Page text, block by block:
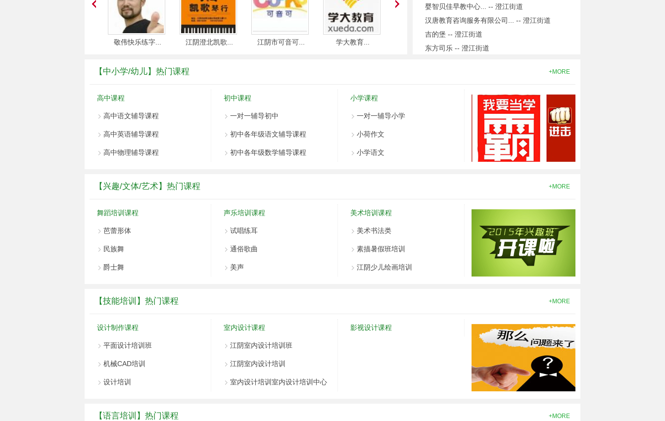
敬伟快乐练字... 江阴澄北凯歌... 江阴市可音可... 学大教育...
婴智贝佳早教中心... -- 澄江街道
汉唐教育咨询服务有限公司... -- 澄江街道
吉的堡 -- 澄江街道
东方司乐 -- 澄江街道
大德国际教育... -- 澄江街道
江阴问鼎教育咨询有限公司... -- 澄江街道
典范英语 -- 澄江街道
江阴市可音可早教中心... -- 澄江街道
江阴市疯狂英语培训中心... -- 澄江街道
江阴尚文教育咨询有限公司... -- 澄江街道
江阴德艺国标舞培训部... -- 澄江街道
江阴澄北凯歌琴行... -- 澄江街道
江阴爱康潜能开发中心... -- 澄江街道
深圳市倾佳电子SiC碳化硅MO... -- 澄江街道
江阴新思路职业培训学校... -- 澄江街道
学大教育 -- 澄江街道
名思教育 -- 澄江街道
东方金子塔儿童潜能培训学校... -- 澄江街道
【中小学/幼儿】热门课程 +MORE
高中课程
高中语文辅导课程
高中英语辅导课程
高中物理辅导课程
初中课程
一对一辅导初中
初中各年级语文辅导课程
初中各年级数学辅导课程
小学课程
一对一辅导小学
小荷作文
小学语文
【兴趣/文体/艺术】热门课程 +MORE
舞蹈培训课程
芭蕾形体
民族舞
爵士舞
声乐培训课程
试唱练耳
通俗歌曲
美声
美术培训课程
美术书法类
素描暑假班培训
江阴少儿绘画培训
【技能培训】热门课程 +MORE
设计制作课程
平面设计培训班
机械CAD培训
设计培训
室内设计课程
江阴室内设计培训班
江阴室内设计培训
室内设计培训室内设计培训中心
影视设计课程
【语言培训】热门课程 +MORE